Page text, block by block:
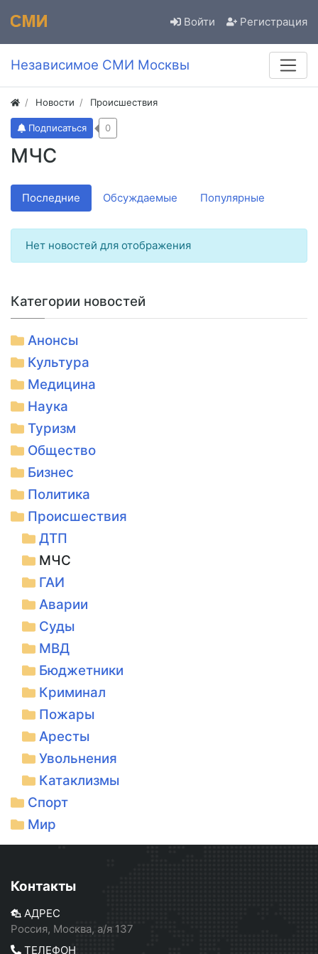
Войти Регистрация
Независимое СМИ Москвы
Новости Происшествия
МЧС
Подписаться 0
Последние Обсуждаемые Популярные
Нет новостей для отображения
Категории новостей
Анонсы
Культура
Медицина
Наука
Туризм
Общество
Бизнес
Политика
Происшествия
ДТП
МЧС
ГАИ
Аварии
Суды
МВД
Бюджетники
Криминал
Пожары
Аресты
Увольнения
Катаклизмы
Спорт
Мир
Контакты
АДРЕС
Россия, Москва, а/я 137
ТЕЛЕФОН